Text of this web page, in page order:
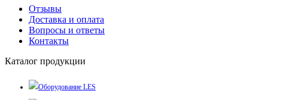
Отзывы
Доставка и оплата
Вопросы и ответы
Контакты
Каталог продукции
Оборудование LES